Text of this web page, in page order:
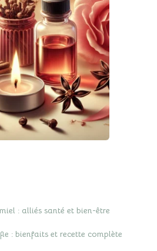
: alliés santé et bien-être
: bienfaits et recette complète